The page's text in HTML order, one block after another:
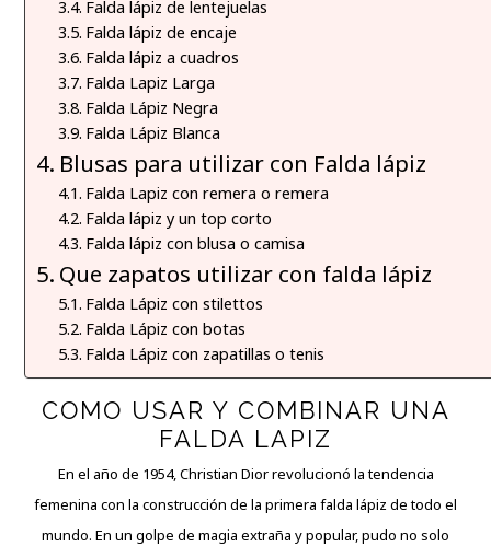
Falda lápiz de lentejuelas
Falda lápiz de encaje
Falda lápiz a cuadros
Falda Lapiz Larga
Falda Lápiz Negra
Falda Lápiz Blanca
Blusas para utilizar con Falda lápiz
Falda Lapiz con remera o remera
Falda lápiz y un top corto
Falda lápiz con blusa o camisa
Que zapatos utilizar con falda lápiz
Falda Lápiz con stilettos
Falda Lápiz con botas
Falda Lápiz con zapatillas o tenis
COMO USAR Y COMBINAR UNA
FALDA LAPIZ
En el año de 1954, Christian Dior revolucionó la tendencia
femenina con la construcción de la primera falda lápiz de todo el
mundo. En un golpe de magia extraña y popular, pudo no solo